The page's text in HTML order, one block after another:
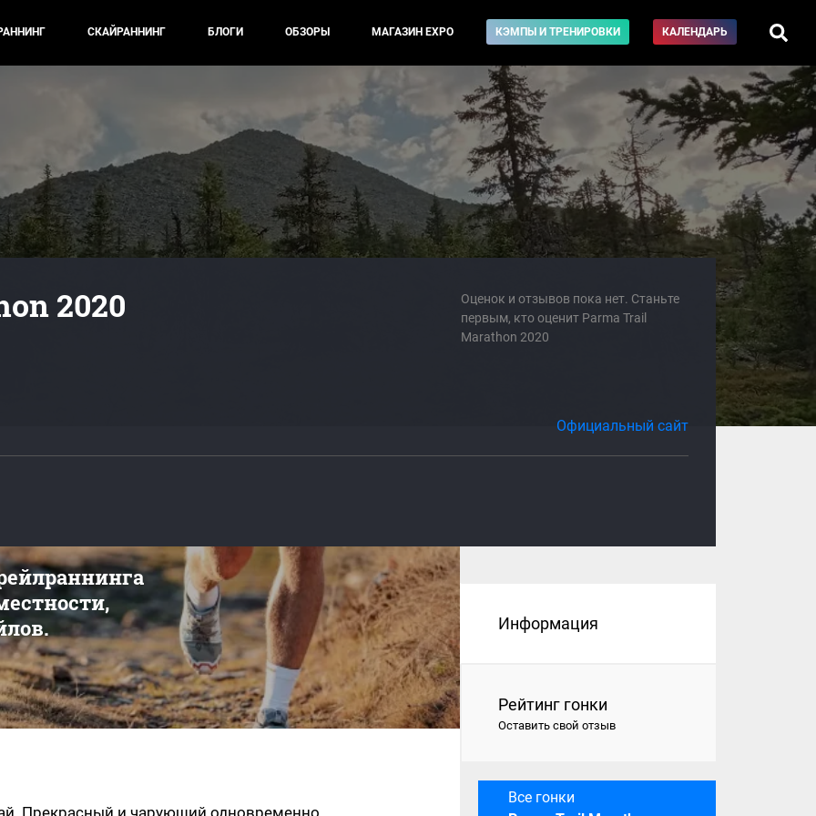
СКАЙРАННИНГ БЛОГИ ОБЗОРЫ МАГАЗИН EXPO КЭМПЫ И ТРЕНИРОВКИ КАЛЕНДАРЬ
2020
Оценок и отзывов пока нет. Станьте
первым, кто оценит Parma Trail
Marathon 2020
Официальный сайт
Прекрасный и чарующий одновременно.
Информация
Рейтинг гонки
Оставить свой отзыв
Все гонки